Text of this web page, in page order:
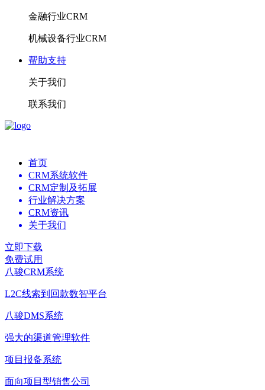
金融行业CRM
机械设备行业CRM
帮助支持
关于我们
联系我们
首页
CRM系统软件
CRM定制及拓展
行业解决方案
CRM资讯
关于我们
立即下载
免费试用
八骏CRM系统
L2C线索到回款数智平台
八骏DMS系统
强大的渠道管理软件
项目报备系统
面向项目型销售公司